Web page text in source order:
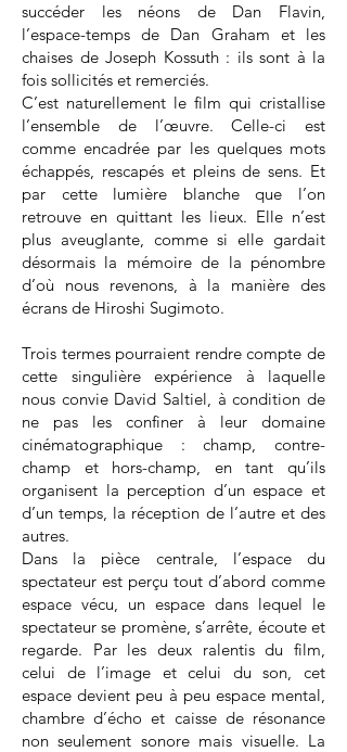
succéder les néons de Dan Flavin,
l’espace-temps de Dan Graham et les
chaises de Joseph Kossuth : ils sont à la
fois sollicités et remerciés.
C’est naturellement le film qui cristallise
l’ensemble de l’œuvre. Celle-ci est
comme encadrée par les quelques mots
échappés, rescapés et pleins de sens. Et
par cette lumière blanche que l’on
retrouve en quittant les lieux. Elle n’est
plus aveuglante, comme si elle gardait
désormais la mémoire de la pénombre
d’où nous revenons, à la manière des
écrans de Hiroshi Sugimoto.
Trois termes pourraient rendre compte de
cette singulière expérience à laquelle
nous convie David Saltiel, à condition de
ne pas les confiner à leur domaine
cinématographique : champ, contre-
champ et hors-champ, en tant qu’ils
organisent la perception d’un espace et
d’un temps, la réception de l’autre et des
autres.
Dans la pièce centrale, l’espace du
spectateur est perçu tout d’abord comme
espace vécu, un espace dans lequel le
spectateur se promène, s’arrête, écoute et
regarde. Par les deux ralentis du film,
celui de l’image et celui du son, cet
espace devient peu à peu espace mental,
chambre d’écho et caisse de résonance
non seulement sonore mais visuelle. La